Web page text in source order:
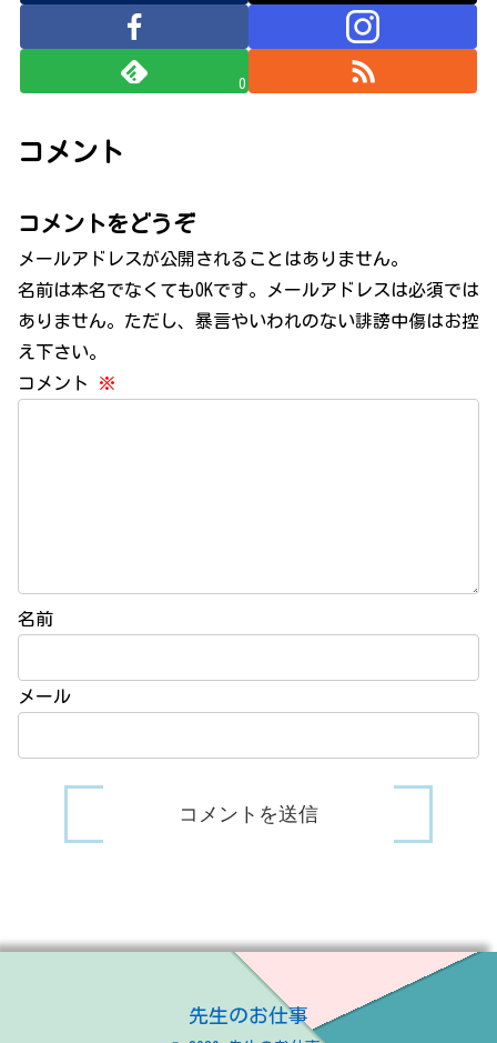
0
コメント
コメントをどうぞ
メールアドレスが公開されることはありません。
名前は本名でなくてもOKです。メールアドレスは必須では
ありません。ただし、暴言やいわれのない誹謗中傷はお控
え下さい。
コメント
※
名前
メール
先生のお仕事